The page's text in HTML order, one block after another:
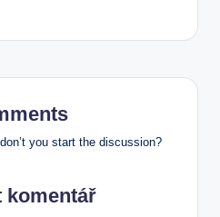
you start the discussion?
komentář